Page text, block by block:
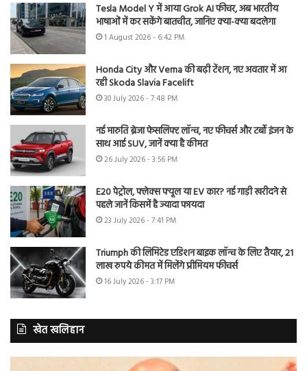
Tesla Model Y में आया Grok AI फीचर, अब भारतीय
भाषाओं में कर सकेंगे बातचीत, जानिए क्या-क्या बदलेगा
1 August 2026 - 6:42 PM
Honda City और Verna की बढ़ी टेंशन, नए अवतार में आ
रही Skoda Slavia Facelift
30 July 2026 - 7:48 PM
नई मारुति ब्रेजा फेसलिफ्ट लॉन्च, नए फीचर्स और टर्बो इंजन के
साथ आई SUV, जानें क्या है कीमत
26 July 2026 - 3:56 PM
E20 पेट्रोल, फ्लेक्स फ्यूल या EV कार? नई गाड़ी खरीदने से
पहले जानें किसमें है ज्यादा फायदा
23 July 2026 - 7:41 PM
Triumph की लिमिटेड एडिशन बाइक लॉन्च के लिए तैयार, 21
लाख रुपये कीमत में मिलेंगे प्रीमियम फीचर्स
16 July 2026 - 3:17 PM
खेत खलिहान